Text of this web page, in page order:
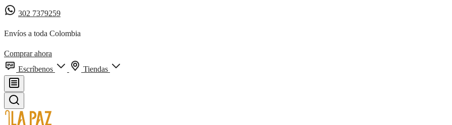
302 7379259
Envíos a toda Colombia
Comprar ahora
Escríbenos
Tiendas